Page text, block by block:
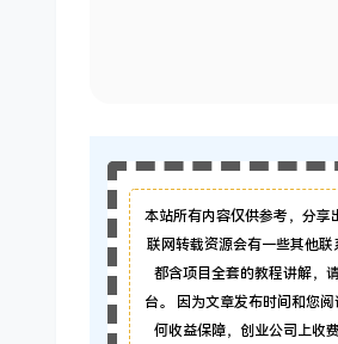
本站所有内容仅供参考，分享
联网转载资源会有一些其他
都含项目全套的教程讲解，
台。 因为文章发布时间和您
何收益保障，创业公司上收